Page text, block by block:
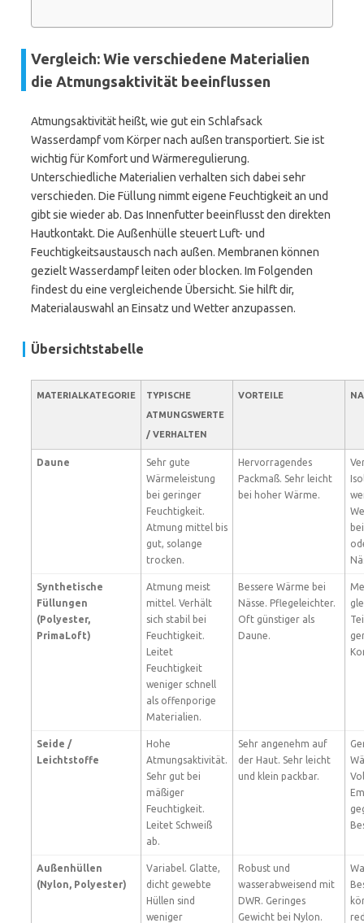
Vergleich: Wie verschiedene Materialien
die Atmungsaktivität beeinflussen
Atmungsaktivität heißt, wie gut ein Schlafsack
Wasserdampf vom Körper nach außen transportiert. Sie ist
wichtig für Komfort und Wärmeregulierung.
Unterschiedliche Materialien verhalten sich dabei sehr
verschieden. Die Füllung nimmt eigene Feuchtigkeit an und
gibt sie wieder ab. Das Innenfutter beeinflusst den direkten
Hautkontakt. Die Außenhülle steuert Luft- und
Feuchtigkeitsaustausch nach außen. Membranen können
gezielt Wasserdampf leiten oder blocken. Im Folgenden
findest du eine vergleichende Übersicht. Sie hilft dir,
Materialauswahl an Einsatz und Wetter anzupassen.
Übersichtstabelle
MATERIALKATEGORIE
TYPISCHE
ATMUNGSWERTE
/ VERHALTEN
VORTEILE
Daune
Sehr gute
Wärmeleistung
bei geringer
Feuchtigkeit.
Atmung mittel bis
gut, solange
trocken.
Hervorragendes
Packmaß. Sehr leicht
bei hoher Wärme.
Synthetische
Füllungen
(Polyester,
PrimaLoft)
Atmung meist
mittel. Verhält
sich stabil bei
Feuchtigkeit.
Leitet
Feuchtigkeit
weniger schnell
als offenporige
Materialien.
Bessere Wärme bei
Nässe. Pflegeleichter.
Oft günstiger als
Daune.
Seide /
Leichtstoffe
Hohe
Atmungsaktivität.
Sehr gut bei
mäßiger
Feuchtigkeit.
Leitet Schweiß
ab.
Sehr angenehm auf
der Haut. Sehr leicht
und klein packbar.
Außenhüllen
(Nylon, Polyester)
Variabel. Glatte,
dicht gewebte
Hüllen sind
weniger
Robust und
wasserabweisend mit
DWR. Geringes
Gewicht bei Nylon.